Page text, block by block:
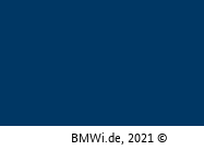
BMWi.de, 2021 ©